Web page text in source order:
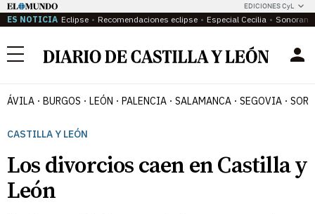
EDICIONES CyL
ES NOTICIA Eclipse Recomendaciones eclipse Especial Cecilia
Menú
ÁVILA BURGOS LEÓN PALENCIA SALAMANCA SEGOVIA
CASTILLA Y LEÓN
Los divorcios caen en Castilla y
León